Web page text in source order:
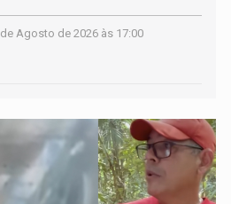
Agosto de 2026 às 17:00